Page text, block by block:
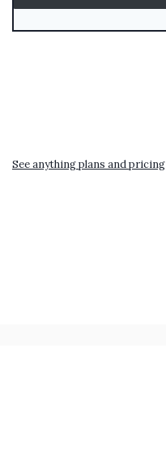
See anything plans and pricing